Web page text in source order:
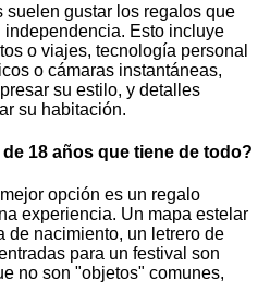
suelen gustar los regalos que
Esto incluye
o viajes, tecnología personal
o cámaras instantáneas,
su estilo, y detalles
su habitación.
18 años que tiene de todo?
opción es un regalo
experiencia. Un mapa estelar
de nacimiento, un letrero de
para un festival son
no son "objetos" comunes,